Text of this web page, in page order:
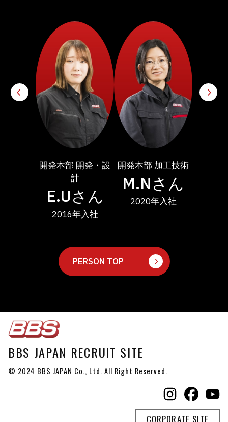
開発本部 加工技術
M.Nさん
2020年入社
営業本部 海外営業
S.Kさん
2023年入社
PERSON TOP
BBS JAPAN RECRUIT SITE
© 2024 BBS JAPAN Co., Ltd. All Right Reserved.
CORPORATE SITE